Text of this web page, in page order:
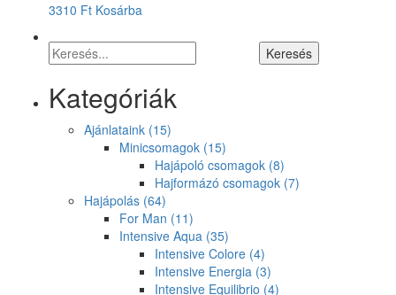
3310 Ft Kosárba
Kategóriák
Ajánlataink (15)
Minicsomagok (15)
Hajápoló csomagok (8)
Hajformázó csomagok (7)
Hajápolás (64)
For Man (11)
Intensive Aqua (35)
Intensive Colore (4)
Intensive Energia (3)
Intensive Equilibrio (4)